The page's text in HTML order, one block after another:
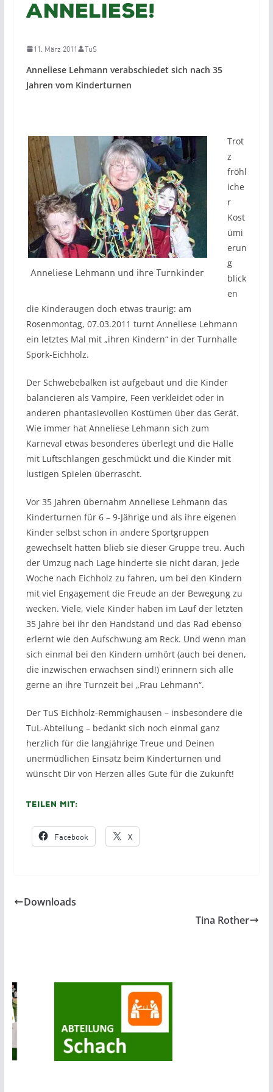
Anneliese!
11. März 2011 TuS
Anneliese Lehmann verabschiedet sich nach 35
Jahren vom Kinderturnen
Anneliese Lehmann und ihre Turnkinder
Trot
z
fröhl
iche
r
Kost
ümi
erun
g
blick
en
die Kinderaugen doch etwas traurig: am
Rosenmontag, 07.03.2011 turnt Anneliese Lehmann
ein letztes Mal mit „ihren Kindern“ in der Turnhalle
Spork-Eichholz.
Der Schwebebalken ist aufgebaut und die Kinder
balancieren als Vampire, Feen verkleidet oder in
anderen phantasievollen Kostümen über das Gerät.
Wie immer hat Anneliese Lehmann sich zum
Karneval etwas besonderes überlegt und die Halle
mit Luftschlangen geschmückt und die Kinder mit
lustigen Spielen überrascht.
Vor 35 Jahren übernahm Anneliese Lehmann das
Kinderturnen für 6 – 9-Jährige und als ihre eigenen
Kinder selbst schon in andere Sportgruppen
gewechselt hatten blieb sie dieser Gruppe treu. Auch
der Umzug nach Lage hinderte sie nicht daran, jede
Woche nach Eichholz zu fahren, um bei den Kindern
mit viel Engagement die Freude an der Bewegung zu
wecken. Viele, viele Kinder haben im Lauf der letzten
35 Jahre bei ihr den Handstand und das Rad ebenso
erlernt wie den Aufschwung am Reck. Und wenn man
sich einmal bei den Kindern umhört (auch bei denen,
die inzwischen erwachsen sind!) erinnern sich alle
gerne an ihre Turnzeit bei „Frau Lehmann“.
Der TuS Eichholz-Remmighausen – insbesondere die
TuL-Abteilung – bedankt sich noch einmal ganz
herzlich für die langjährige Treue und Deinen
unermüdlichen Einsatz beim Kinderturnen und
wünscht Dir von Herzen alles Gute für die Zukunft!
Teilen mit:
Facebook X
Downloads
Tina Rother